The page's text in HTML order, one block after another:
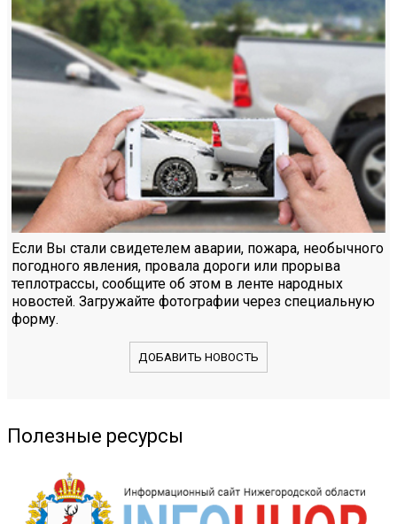
Если Вы стали свидетелем аварии, пожара, необычного
погодного явления, провала дороги или прорыва
теплотрассы, сообщите об этом в ленте народных
новостей. Загружайте фотографии через специальную
форму.
ДОБАВИТЬ НОВОСТЬ
Полезные ресурсы